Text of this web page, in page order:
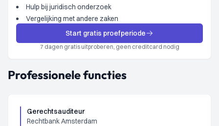
Hulp bij juridisch onderzoek
Vergelijking met andere zaken
Start gratis proefperiode
7 dagen gratis uitproberen, geen creditcard nodig
Professionele functies
Gerechtsauditeur
Rechtbank Amsterdam